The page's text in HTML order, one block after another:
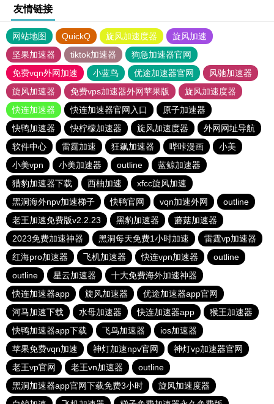
友情链接
网站地图 QuickQ 旋风加速度器
旋风加速
坚果加速器
tiktok加速器
狗急加速器官网
免费vqn外网加速
小蓝鸟 优途加速器官网
风驰加速器
旋风加速器
免费vps加速器外网苹果版
旋风加速度器
快连加速器
快连加速器官网入口
原子加速器
快鸭加速器
快柠檬加速器 旋风加速度器
外网网址导航
软件中心
雷霆加速 狂飙加速器 哔咔漫画
小美
小美vpn
小美加速器 outline
蓝鲸加速器
猎豹加速器下载
西柚加速
xfcc旋风加速
黑洞海外npv加速梯子
快鸭官网 vqn加速外网
outline
老王加速免费版v2.2.23
黑豹加速器
蘑菇加速器
2023免费加速神器
黑洞每天免费1小时加速
雷霆vp加速器
红海pro加速器
飞机加速器 快连vρn加速器
outline
outline
星云加速器
十大免费海外加速神器
快连加速器app
旋风加速器
优途加速器app官网
河马加速下载
水母加速器 快连加速器app
猴王加速器
快鸭加速器app下载
飞鸟加速器
ios加速器
苹果免费vqn加速
神灯加速npv官网
神灯vp加速器官网
老王vp官网
老王vn加速器
outline
黑洞加速器app官网下载免费3小时
旋风加速度器